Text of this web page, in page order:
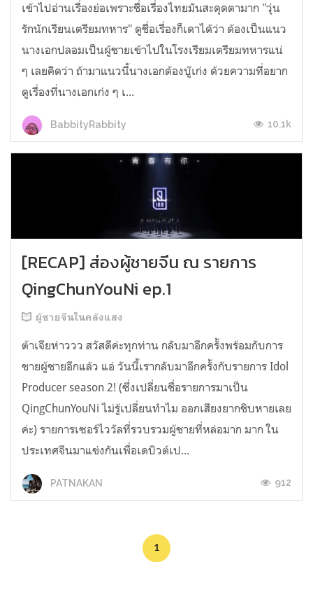
เข้าไปอ่านเรื่องย่อเพราะชื่อเรื่องไทยมันสะดุดตามาก "วุ่น
รักนักเรียนเตรียมทหาร" ดูชื่อเรื่องก็เดาได้ว่า ต้องเป็นแนว
นางเอกปลอมเป็นผู้ชายเข้าไปในโรงเรียมเตรียมทหารแน่
ๆ เลยคิดว่า ถ้ามาแนวนี้นางเอกต้องบู๊เก่ง ด้วยความที่อยาก
ดูเรื่องที่นางเอกเก่ง ๆ เ...
BabbityRabbity 10.1k
[RECAP] ส่องผู้ชายจีน ณ รายการ
QingChunYouNi ep.1
ผู้ชายจีนในคลังแสง
ต้าเจียห่าววว สวัสดีค่ะทุกท่าน กลับมาอีกครั้งพร้อมกับการ
ขายผู้ชายอีกแล้ว แอ่ วันนี้เรากลับมาอีกครั้งกับรายการ Idol
Producer season 2! (ซึ่งเปลี่ยนชื่อรายการมาเป็น
QingChunYouNi ไม่รู้เปลี่ยนทำไม ออกเสียงยากชิบหายเลย
ค่ะ) รายการเซอร์ไววัลที่รวบรวมผู้ชายที่หล่อมาก มาก ใน
ประเทศจีนมาแข่งกันเพื่อเดบิวต์เป...
PATNAKAN 912
1